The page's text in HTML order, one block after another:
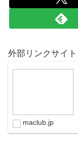
外部リンクサイト
maclub.jp